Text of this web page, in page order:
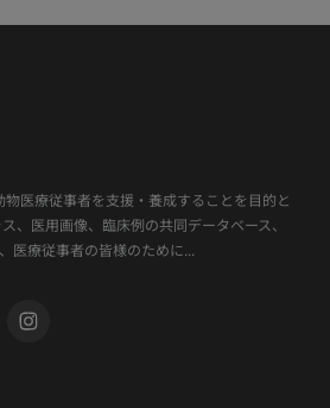
医療従事者を支援・養成することを目的と
、医用画像、臨床例の共同データベース、
医療従事者の皆様のために...